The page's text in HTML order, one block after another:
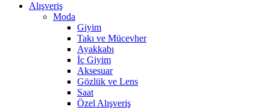
Alışveriş
Moda
Giyim
Takı ve Mücevher
Ayakkabı
İç Giyim
Aksesuar
Gözlük ve Lens
Saat
Özel Alışveriş